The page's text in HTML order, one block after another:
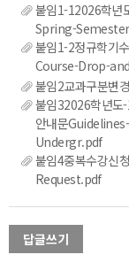
붙임1-12026학년
Spring-
붙임1-2정규학기
Course-Drop-
붙임2교과구분변
붙임32026학년도
안내문
Undergr.pdf
붙임4중복수강신
Request.pdf
답글쓰기